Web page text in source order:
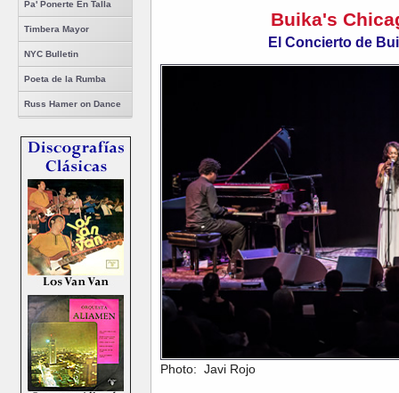
Pa' Ponerte En Talla
Timbera Mayor
NYC Bulletin
Poeta de la Rumba
Russ Hamer on Dance
Buika's
El Concierto de
Photo: Javi Rojo